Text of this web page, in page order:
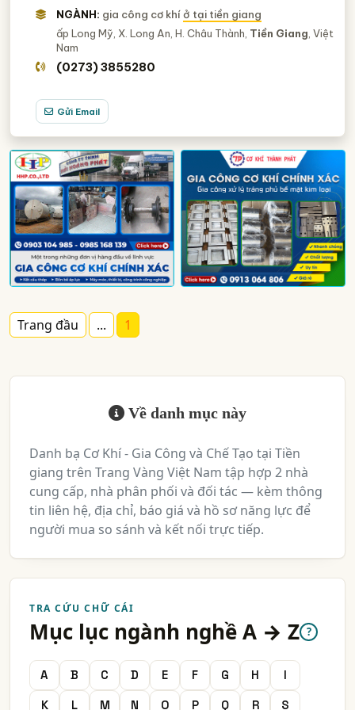
Cơ Khí Công Nghiệp (Băng Chuyền, Đường ống,..)
NGÀNH XEM THÊM
Khuôn Mẫu890 Băng Tải - Các Công Ty Băng Tải
Kệ Chứa Hàng, Kệ Công Nghiệp (Kệ Kho Hàng, Sắt,
Đúc Chi Tiết - Đồng, Nhôm, Sắt, Thép (Chính Xác Theo
Yêu Cầu) 335
Bồn Chứa - Bồn Chứa Hóa Chất, Xăng Dầu, áp Lực, Công
Nghiệp,. 271
Dây Chuyền Sản Xuất - Thiết Kế Và Chế Tạo157
Bàn Thao Tác, Bàn Lắp Ráp99
Gia Công CNC, Gia Công CNC Theo Yêu Cầu75
gia công chế tạo cơ khí
cơ khí gia công
nhà sản xuất cơ khí
công ty gia công và chế tạo cơ khí
công ty cơ khí
cty cơ khí
nhà máy cơ khi
NGÀNH: gia công cơ khíở tại tiền giang
ấp Long Mỹ, X. Long An, H. Châu Thành, Tiền Giang , Việt
Nam
(0273) 3855280
Gửi Email
Trang đầu ... 1
Về danh mục này
Danh bạ Cơ Khí - Gia Công và Chế Tạo tại Tiền
giang trên Trang Vàng Việt Nam tập hợp 2 nhà
cung cấp, nhà phân phối và đối tác — kèm thông
tin liên hệ, địa chỉ, báo giá và hồ sơ năng lực để
người mua so sánh và kết nối trực tiếp.
TRA CỨU CHỮ CÁI
Mục lục ngành nghề A → Z ?
A B C D E F G H
I
K
L M N O P Q R S